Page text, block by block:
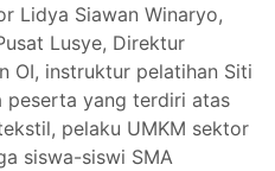
Lidya Siawan Winaryo,
Lusye, Direktur
OI, instruktur pelatihan Siti
peserta yang terdiri atas
pelaku UMKM sektor
siswa-siswi SMA